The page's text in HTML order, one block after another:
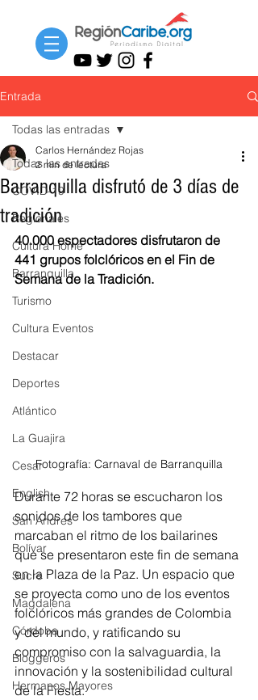
Entrada
Todas las entradas
COVID-19
Regionales
Cultura Home
Barranquilla
Turismo
Cultura Eventos
Destacar
Deportes
Atlántico
La Guajira
Cesar
English
San Andres
Bolívar
Sucre
Magdalena
Córdoba
Bloggeros
Hermanos Mayores
Todas las entradas
Barranquilla disfrutó de 3 días de
tradición
Carlos Hernández Rojas
2 min de lectura
40.000 espectadores disfrutaron de
441 grupos folclóricos en el Fin de
Semana de la Tradición.
Fotografía: Carnaval de Barranquilla
Durante 72 horas se escucharon los
sonidos de los tambores que
marcaban el ritmo de los bailarines
que se presentaron este fin de semana
en la Plaza de la Paz. Un espacio que
se proyecta como uno de los eventos
folclóricos más grandes de Colombia
y del mundo, y ratificando su
compromiso con la salvaguardia, la
innovación y la sostenibilidad cultural
de la Fiesta.